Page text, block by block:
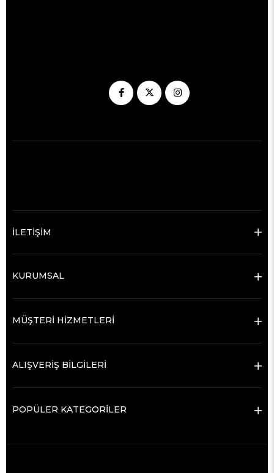
İLETİŞİM
KURUMSAL
MÜŞTERİ HİZMETLERİ
ALIŞVERİŞ BİLGİLERİ
POPÜLER KATEGORİLER